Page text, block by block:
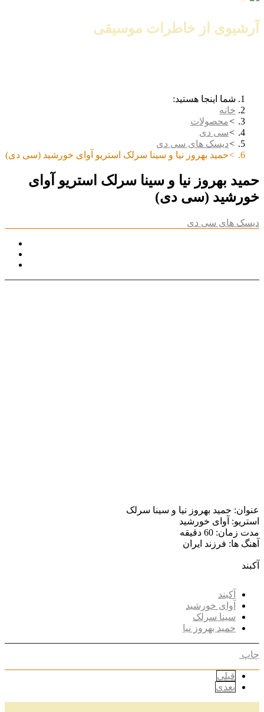
آرشیوی از خاطرات موسیقی
شما اینجا هستید:
خانه
محصولات
سی دی
دیسک های سی دی
حمید بهروز نیا و سینا سرلک استریو آوای خورشید (سی دی)
حمید بهروز نیا و سینا سرلک استریو آوای
خورشید (سی دی)
دیسک های سی دی
عنوان: حمید بهروز نیا و سینا سرلک
استریو: آوای خورشید
مدت زمان: 60 دقیقه
آهنگ ها: فرزند ایران
آکبند
آکبند
آوای خورشید
سینا سرلک
حمید بهروز نیا
چاپ
قبلی
بعدی